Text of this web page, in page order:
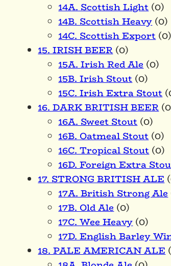
14A. Scottish Light(0)
14B. Scottish Heavy(0)
14C. Scottish Export(0)
15. IRISH BEER(0)
15A. Irish Red Ale(0)
15B. Irish Stout(0)
15C. Irish Extra Stout
16. DARK BRITISH BEER
16A. Sweet Stout(0)
16B. Oatmeal Stout(0)
16C. Tropical Stout(0)
16D. Foreign Extra
17. STRONG BRITISH ALE
17A. British Strong Ale
17B. Old Ale(0)
17C. Wee Heavy(0)
17D. English Barley
18. PALE AMERICAN ALE